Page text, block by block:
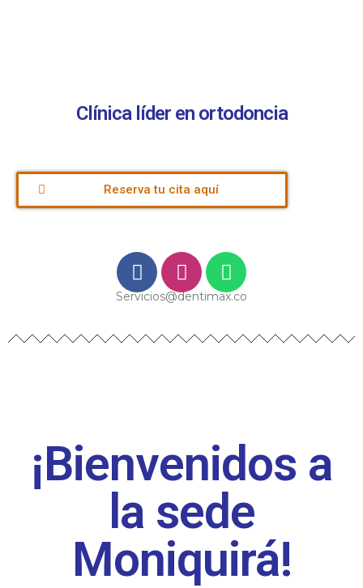
Clínica líder en ortodoncia
Reserva tu cita aquí
Servicios@dentimax.co
¡Bienvenidos a
la sede
Moniquirá!